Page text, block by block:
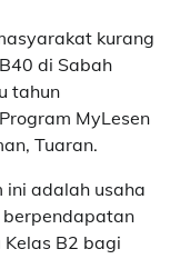
kurang
di Sabah
tahun
MyLesen
Tuaran.
ini adalah usaha
berpendapatan
Kelas B2 bagi